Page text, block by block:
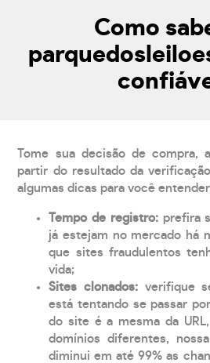
Como
Tome sua decisão de compra,
partir do resultado da
algumas dicas para você
Tempo de registro: prefira
já estejam no mercado há
que sites fraudulentos
vida;
Sites clonados: verifique
está tentando se passar
do site é a mesma da
domínios diferentes,
diminui em até 99% as